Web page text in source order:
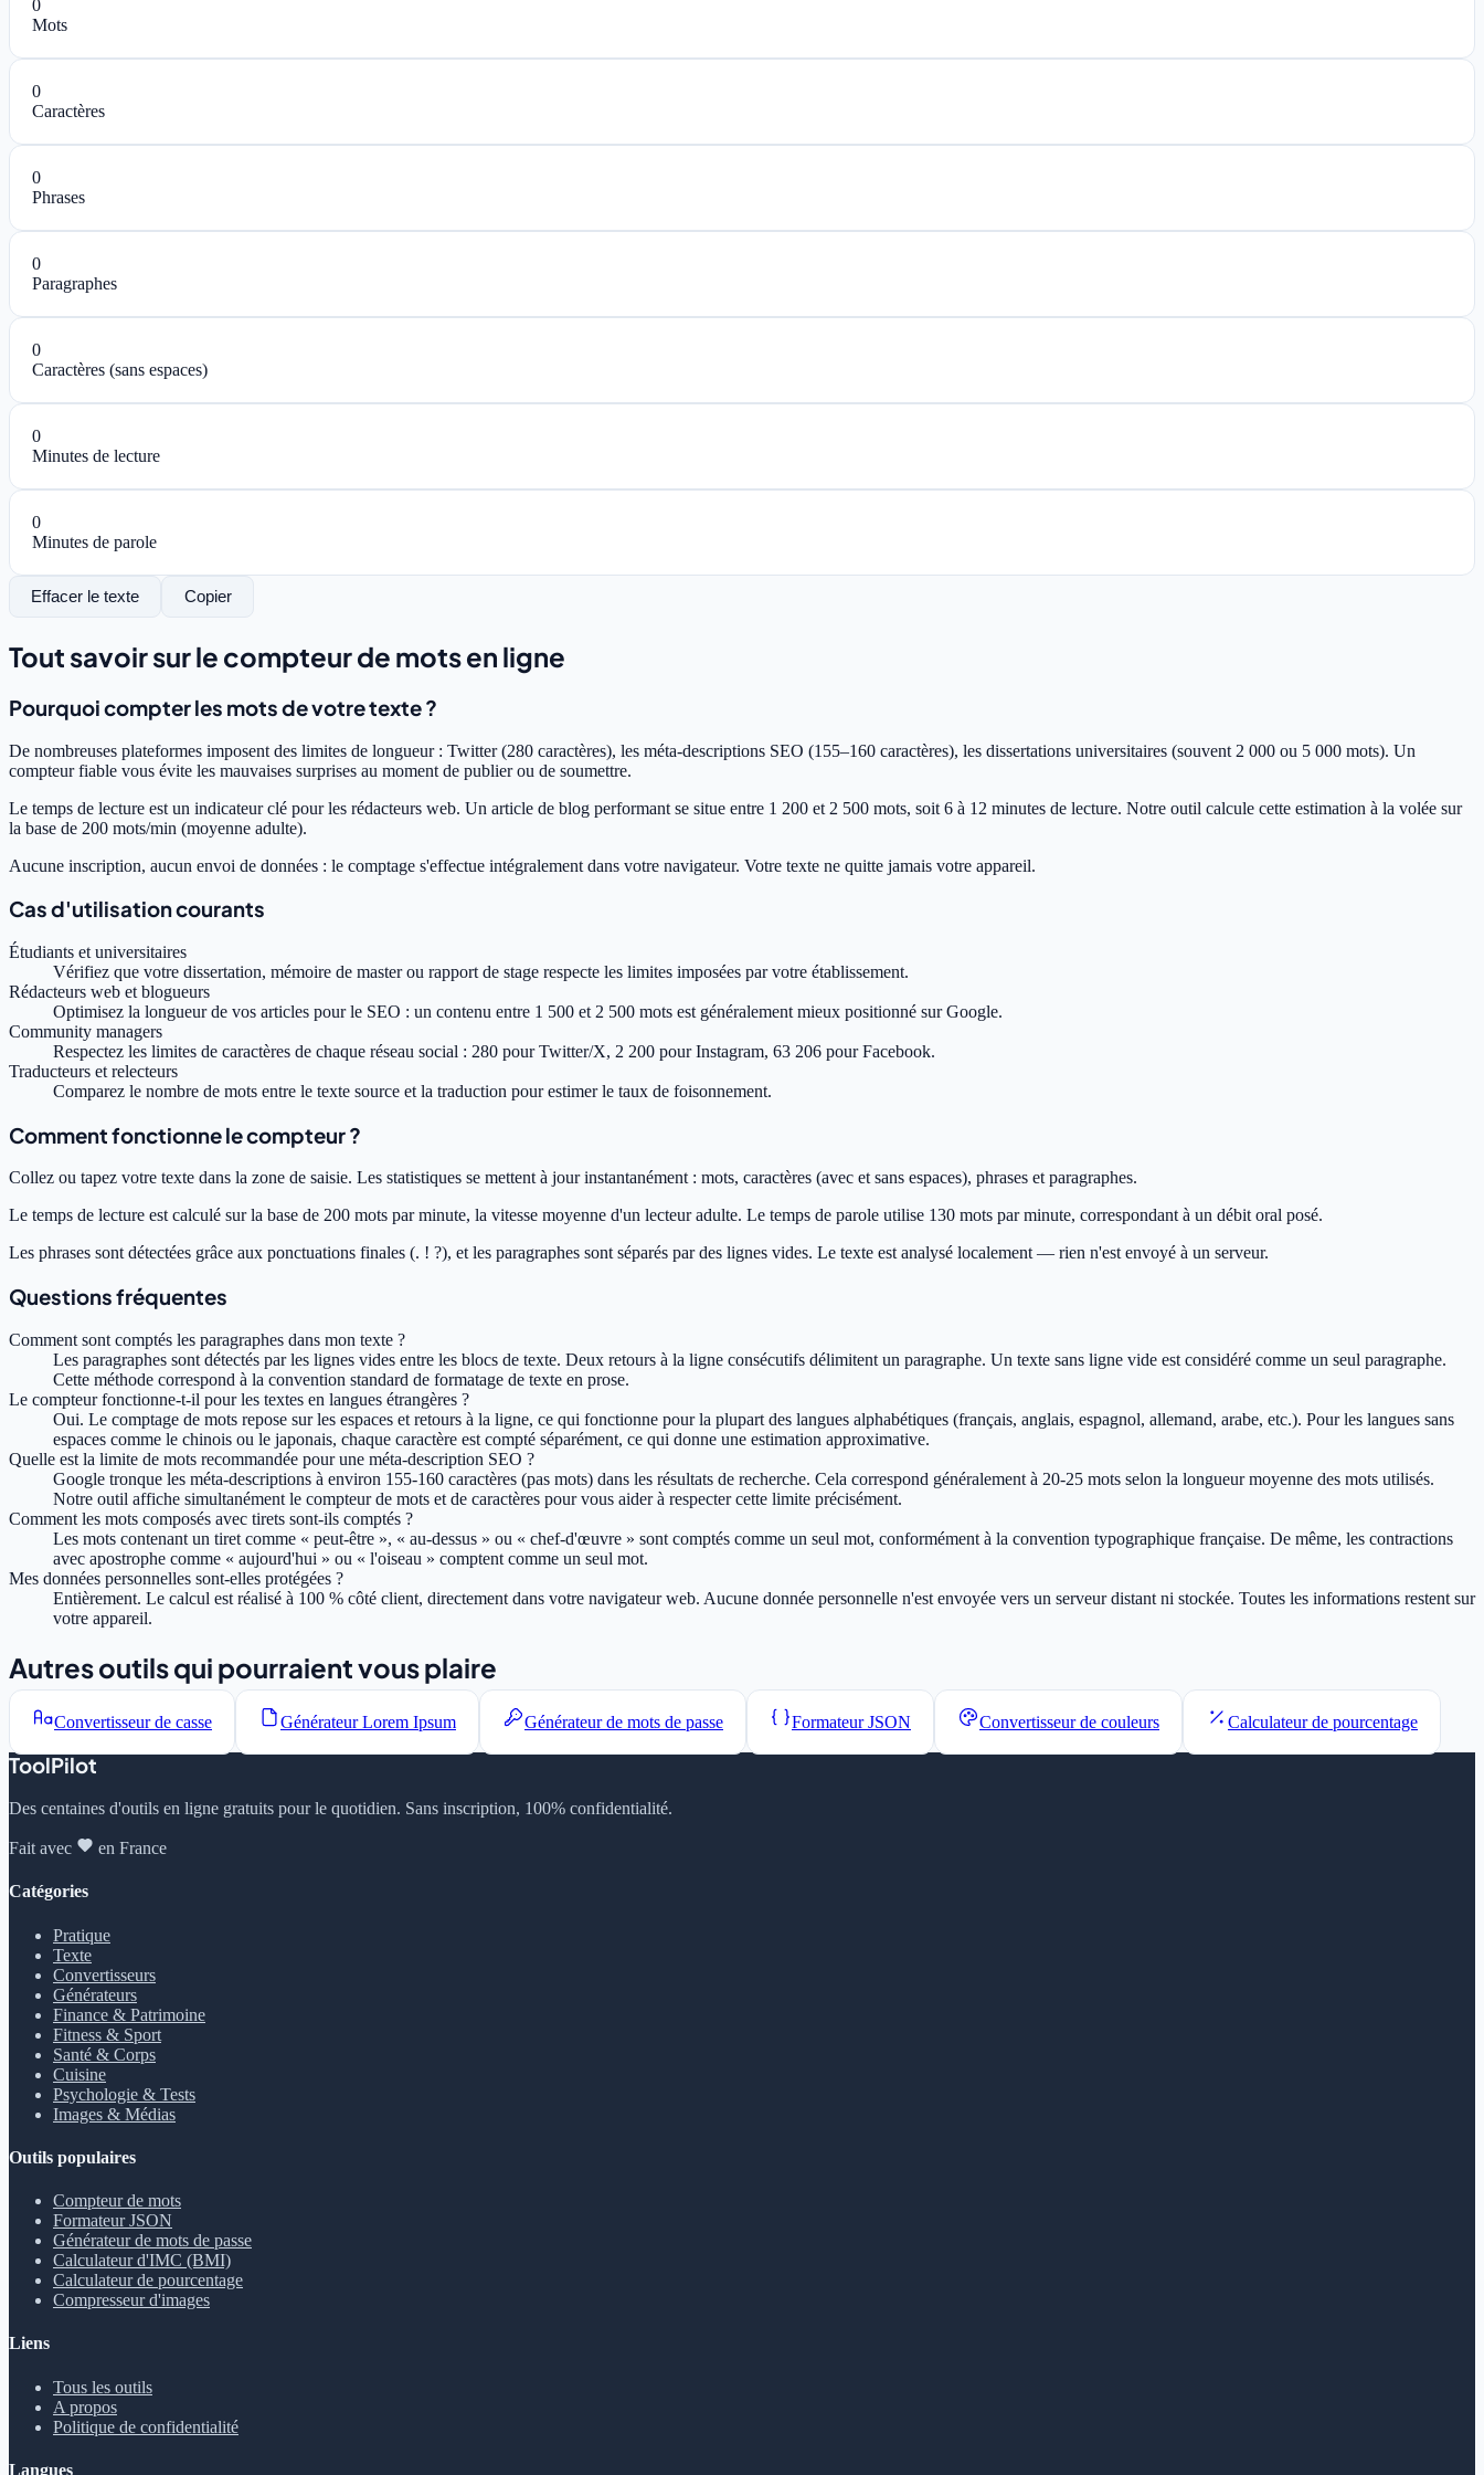
0
Mots
0
Caractères
0
Phrases
0
Paragraphes
0
Caractères (sans espaces)
0
Minutes de lecture
0
Minutes de parole
Effacer le texte Copier
Tout savoir sur le compteur de mots en ligne
Pourquoi compter les mots de votre texte ?
De nombreuses plateformes imposent des limites de longueur : Twitter (280 caractères), les méta-descriptions SEO (155–160 caractères), les dissertations universitaires (souvent 2 000 ou 5 000 mots). Un
compteur fiable vous évite les mauvaises surprises au moment de publier ou de soumettre.
Le temps de lecture est un indicateur clé pour les rédacteurs web. Un article de blog performant se situe entre 1 200 et 2 500 mots, soit 6 à 12 minutes de lecture. Notre outil calcule cette estimation à la volée sur
la base de 200 mots/min (moyenne adulte).
Aucune inscription, aucun envoi de données : le comptage s'effectue intégralement dans votre navigateur. Votre texte ne quitte jamais votre appareil.
Cas d'utilisation courants
Étudiants et universitaires
Vérifiez que votre dissertation, mémoire de master ou rapport de stage respecte les limites imposées par votre établissement.
Rédacteurs web et blogueurs
Optimisez la longueur de vos articles pour le SEO : un contenu entre 1 500 et 2 500 mots est généralement mieux positionné sur Google.
Community managers
Respectez les limites de caractères de chaque réseau social : 280 pour Twitter/X, 2 200 pour Instagram, 63 206 pour Facebook.
Traducteurs et relecteurs
Comparez le nombre de mots entre le texte source et la traduction pour estimer le taux de foisonnement.
Comment fonctionne le compteur ?
Collez ou tapez votre texte dans la zone de saisie. Les statistiques se mettent à jour instantanément : mots, caractères (avec et sans espaces), phrases et paragraphes.
Le temps de lecture est calculé sur la base de 200 mots par minute, la vitesse moyenne d'un lecteur adulte. Le temps de parole utilise 130 mots par minute, correspondant à un débit oral posé.
Les phrases sont détectées grâce aux ponctuations finales (. ! ?), et les paragraphes sont séparés par des lignes vides. Le texte est analysé localement — rien n'est envoyé à un serveur.
Questions fréquentes
Comment sont comptés les paragraphes dans mon texte ?
Les paragraphes sont détectés par les lignes vides entre les blocs de texte. Deux retours à la ligne consécutifs délimitent un paragraphe. Un texte sans ligne vide est considéré comme un seul paragraphe.
Cette méthode correspond à la convention standard de formatage de texte en prose.
Le compteur fonctionne-t-il pour les textes en langues étrangères ?
Oui. Le comptage de mots repose sur les espaces et retours à la ligne, ce qui fonctionne pour la plupart des langues alphabétiques (français, anglais, espagnol, allemand, arabe, etc.). Pour les langues sans
espaces comme le chinois ou le japonais, chaque caractère est compté séparément, ce qui donne une estimation approximative.
Quelle est la limite de mots recommandée pour une méta-description SEO ?
Google tronque les méta-descriptions à environ 155-160 caractères (pas mots) dans les résultats de recherche. Cela correspond généralement à 20-25 mots selon la longueur moyenne des mots utilisés.
Notre outil affiche simultanément le compteur de mots et de caractères pour vous aider à respecter cette limite précisément.
Comment les mots composés avec tirets sont-ils comptés ?
Les mots contenant un tiret comme « peut-être », « au-dessus » ou « chef-d'œuvre » sont comptés comme un seul mot, conformément à la convention typographique française. De même, les contractions
avec apostrophe comme « aujourd'hui » ou « l'oiseau » comptent comme un seul mot.
Mes données personnelles sont-elles protégées ?
Entièrement. Le calcul est réalisé à 100 % côté client, directement dans votre navigateur web. Aucune donnée personnelle n'est envoyée vers un serveur distant ni stockée. Toutes les informations restent sur
votre appareil.
Autres outils qui pourraient vous plaire
Convertisseur de casse Générateur Lorem Ipsum Générateur de mots de passe Formateur JSON Convertisseur de couleurs Calculateur de pourcentage
ToolPilot
Des centaines d'outils en ligne gratuits pour le quotidien. Sans inscription, 100% confidentialité.
Fait avec en France
Catégories
Pratique
Texte
Convertisseurs
Générateurs
Finance & Patrimoine
Fitness & Sport
Santé & Corps
Cuisine
Psychologie & Tests
Images & Médias
Outils populaires
Compteur de mots
Formateur JSON
Générateur de mots de passe
Calculateur d'IMC (BMI)
Calculateur de pourcentage
Compresseur d'images
Liens
Tous les outils
A propos
Politique de confidentialité
Langues